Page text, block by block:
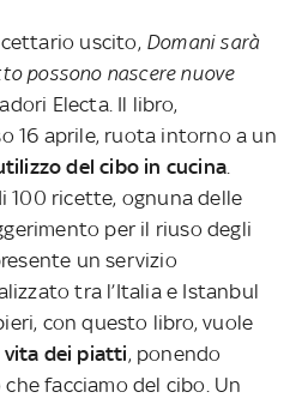
uscito, Domani sarà
possono nascere nuove
Electa. Il libro,
16 aprile, ruota intorno a un
del cibo in cucina
100 ricette, ognuna delle
per il riuso degli
un servizio
tra l’Italia e Istanbul
con questo libro, vuole
vita dei piatti, ponendo
facciamo del cibo. Un